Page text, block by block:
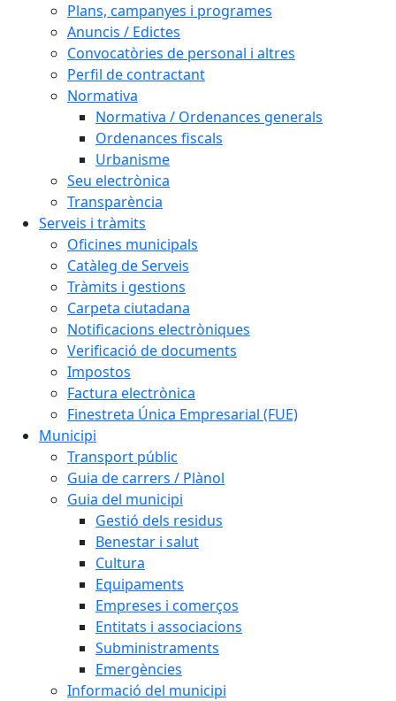
Plans, campanyes i programes
Anuncis / Edictes
Convocatòries de personal i altres
Perfil de contractant
Normativa
Normativa / Ordenances generals
Ordenances fiscals
Urbanisme
Seu electrònica
Transparència
Serveis i tràmits
Oficines municipals
Catàleg de Serveis
Tràmits i gestions
Carpeta ciutadana
Notificacions electròniques
Verificació de documents
Impostos
Factura electrònica
Finestreta Única Empresarial (FUE)
Municipi
Transport públic
Guia de carrers / Plànol
Guia del municipi
Gestió dels residus
Benestar i salut
Cultura
Equipaments
Empreses i comerços
Entitats i associacions
Subministraments
Emergències
Informació del municipi